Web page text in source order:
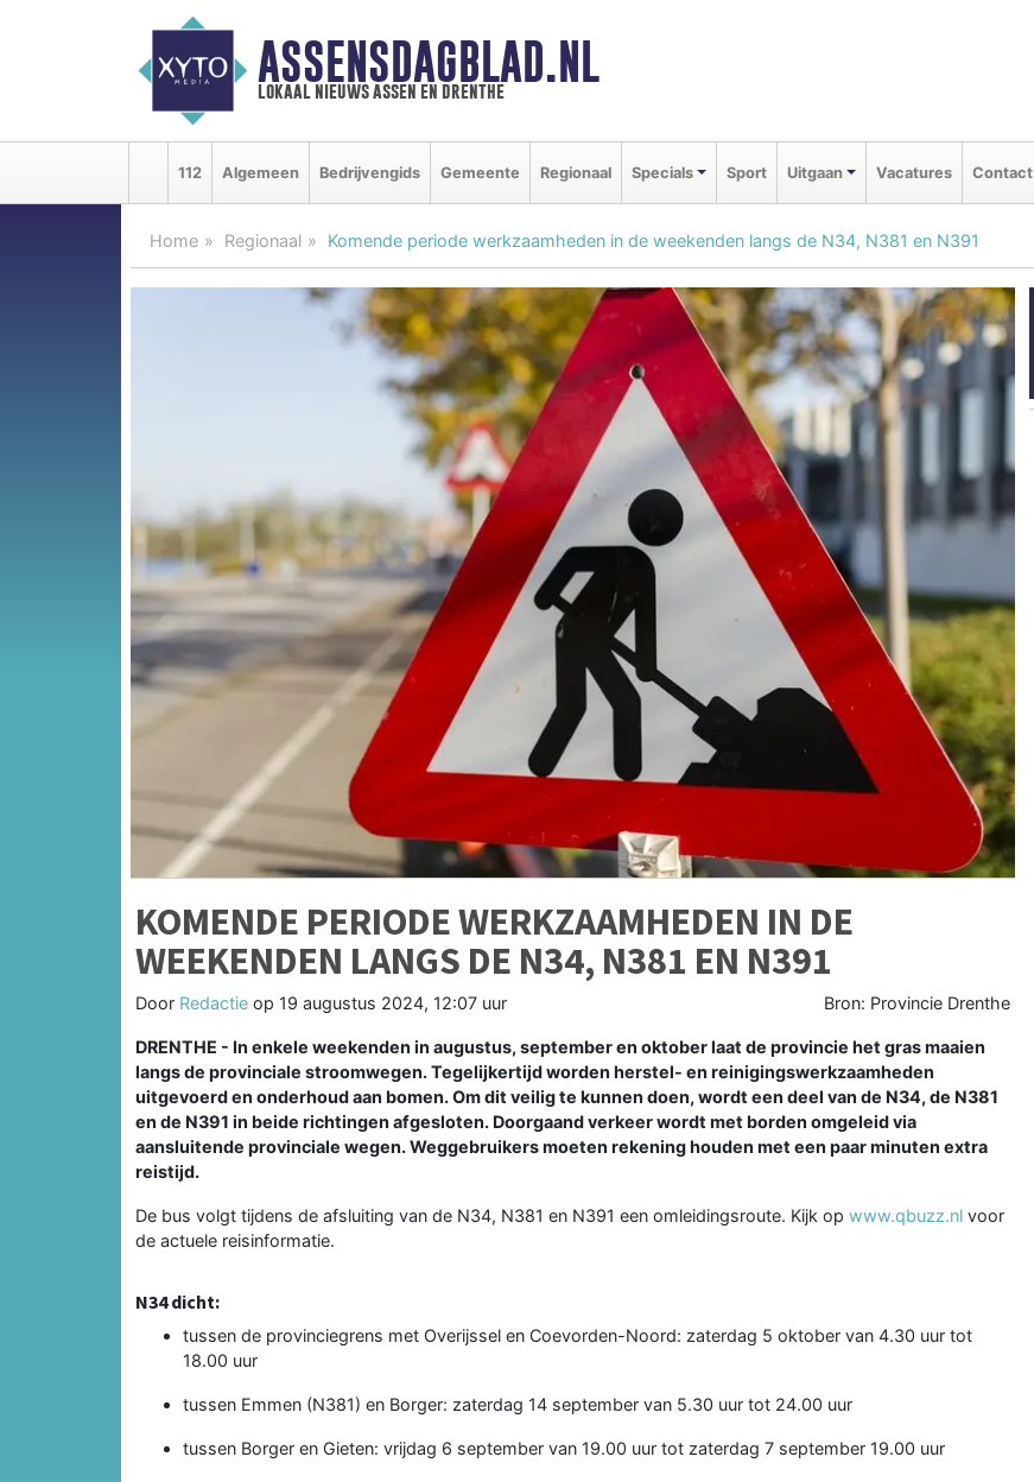
ASSENSDAGBLAD.NL
lokaal nieuws assen en drenthe
112 Algemeen Bedrijvengids Gemeente Regionaal Specials Sport Uitgaan Vacatures Contact
Home Regionaal Komende periode werkzaamheden in de weekenden langs de N34, N381 en N391
KOMENDE PERIODE WERKZAAMHEDEN IN DE
WEEKENDEN LANGS DE N34, N381 EN N391
Door Redactie op 19 augustus 2024, 12:07 uur Bron: Provincie Drenthe
DRENTHE - In enkele weekenden in augustus, september en oktober laat de provincie het gras maaien
langs de provinciale stroomwegen. Tegelijkertijd worden herstel- en reinigingswerkzaamheden
uitgevoerd en onderhoud aan bomen. Om dit veilig te kunnen doen, wordt een deel van de N34, de N381
en de N391 in beide richtingen afgesloten. Doorgaand verkeer wordt met borden omgeleid via
aansluitende provinciale wegen. Weggebruikers moeten rekening houden met een paar minuten extra
reistijd.
De bus volgt tijdens de afsluiting van de N34, N381 en N391 een omleidingsroute. Kijk op www.qbuzz.nl voor
de actuele reisinformatie.
N34 dicht:
tussen de provinciegrens met Overijssel en Coevorden-Noord: zaterdag 5 oktober van 4.30 uur tot
18.00 uur
tussen Emmen (N381) en Borger: zaterdag 14 september van 5.30 uur tot 24.00 uur
tussen Borger en Gieten: vrijdag 6 september van 19.00 uur tot zaterdag 7 september 19.00 uur